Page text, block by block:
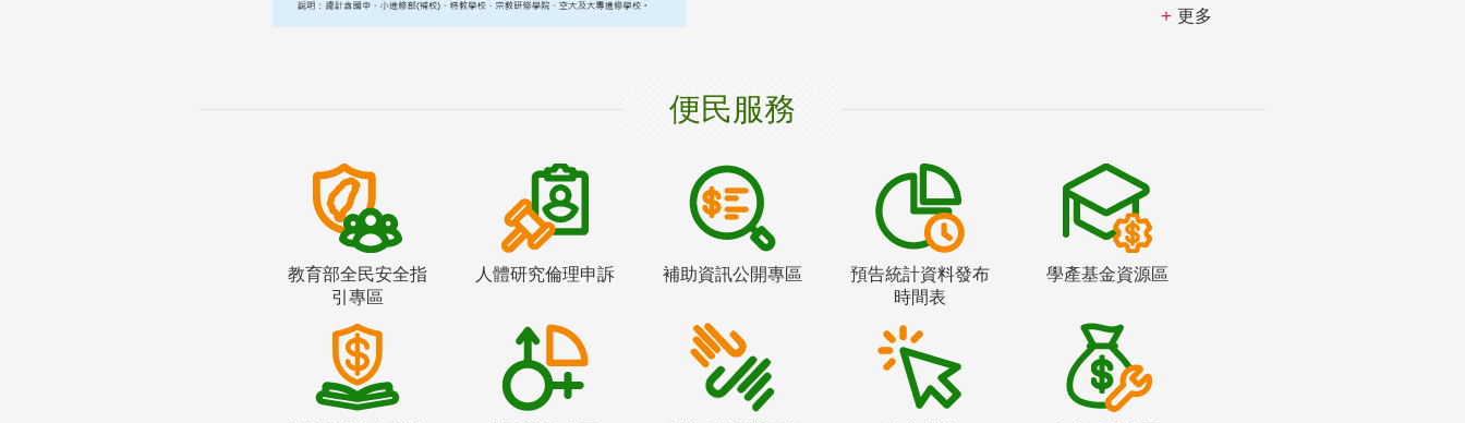
更多
便民服務
教育部全民安全指
引專區
人體研究倫理申訴 補助資訊公開專區
預告統計資料發布
時間表
學產基金資源區